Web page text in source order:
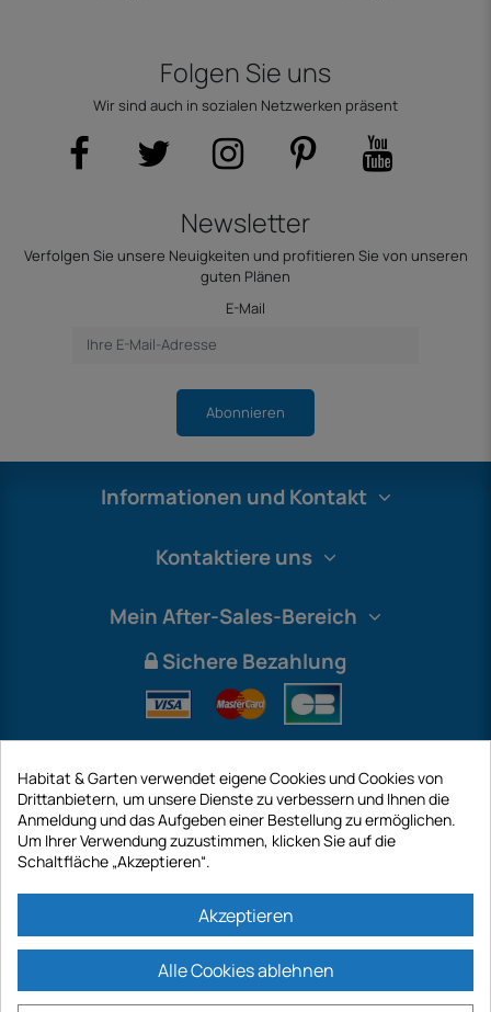
Folgen Sie uns
Wir sind auch in sozialen Netzwerken präsent
Newsletter
Verfolgen Sie unsere Neuigkeiten und profitieren Sie von unseren
guten Plänen
E-Mail
Abonnieren
Informationen und Kontakt
Kontaktiere uns
Mein After-Sales-Bereich
Sichere Bezahlung
International
einem Kapital von 187 203,29 €, 32 Rue de Paradis - PARIS 75010
Habitat & Garten verwendet eigene Cookies und Cookies von
Drittanbietern, um unsere Dienste zu verbessern und Ihnen die
Anmeldung und das Aufgeben einer Bestellung zu ermöglichen.
Um Ihrer Verwendung zuzustimmen, klicken Sie auf die
Schaltfläche „Akzeptieren“.
Akzeptieren
Alle Cookies ablehnen